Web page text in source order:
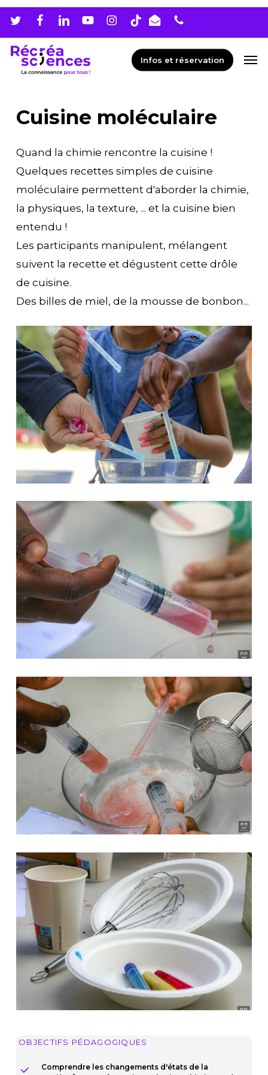
Skip
main
content
Infos et réservation
Cuisine moléculaire
Quand la chimie rencontre la cuisine !
Quelques recettes simples de cuisine
moléculaire permettent d'aborder la chimie,
la physiques, la texture, ... et la cuisine bien
entendu !
Les participants manipulent, mélangent
suivent la recette et dégustent cette drôle
de cuisine.
Des billes de miel, de la mousse de bonbon...
OBJECTIFS PÉDAGOGIQUES
Comprendre les changements d'états de la
Menu